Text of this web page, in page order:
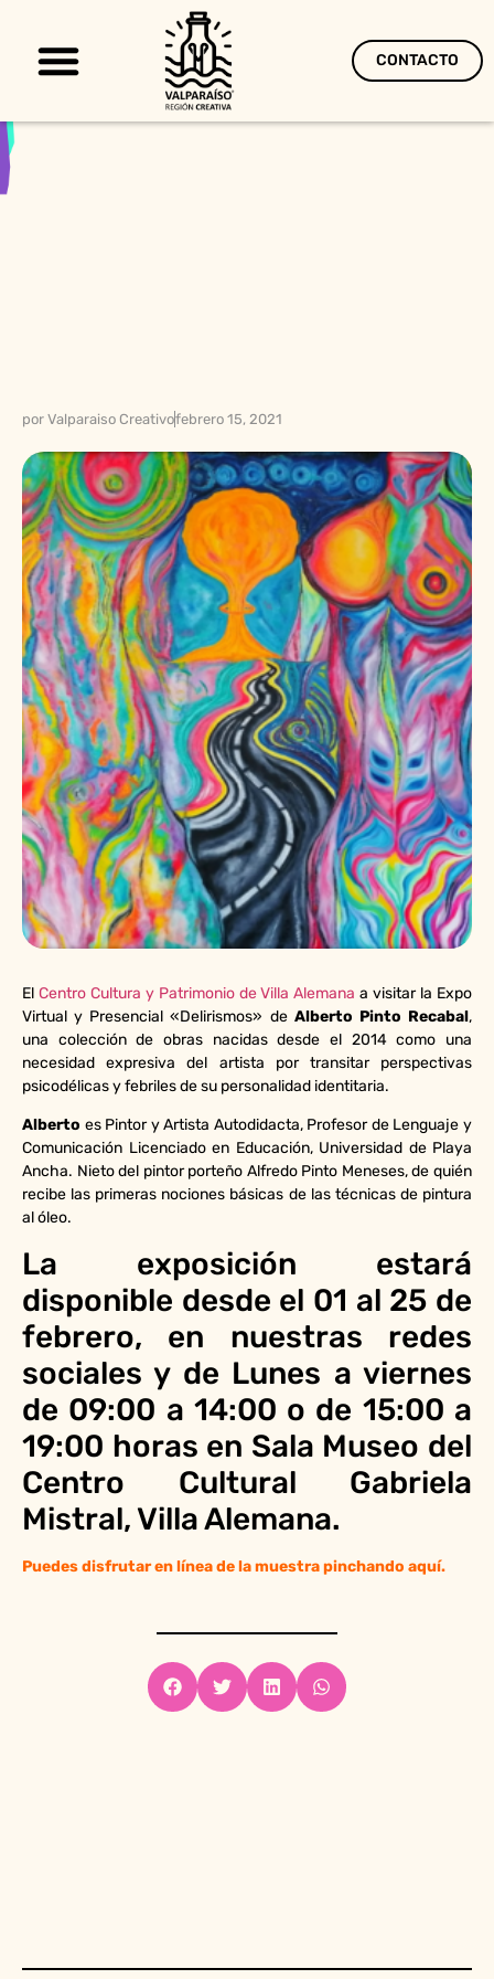
CONTACTO
por Valparaiso Creativofebrero 15, 2021
El Centro Cultura y Patrimonio de Villa Alemana a visitar la Expo
Virtual y Presencial «Delirismos» de Alberto Pinto Recabal,
una colección de obras nacidas desde el 2014 como una
necesidad expresiva del artista por transitar perspectivas
psicodélicas y febriles de su personalidad identitaria.
Alberto es Pintor y Artista Autodidacta, Profesor de Lenguaje y
Comunicación Licenciado en Educación, Universidad de Playa
Ancha. Nieto del pintor porteño Alfredo Pinto Meneses, de quién
recibe las primeras nociones básicas de las técnicas de pintura
al óleo.
La exposición estará
disponible desde el 01 al 25 de
febrero, en nuestras redes
sociales y de Lunes a viernes
de 09:00 a 14:00 o de 15:00 a
19:00 horas en Sala Museo del
Centro Cultural Gabriela
Mistral, Villa Alemana.
Puedes disfrutar en línea de la muestra pinchando aquí.